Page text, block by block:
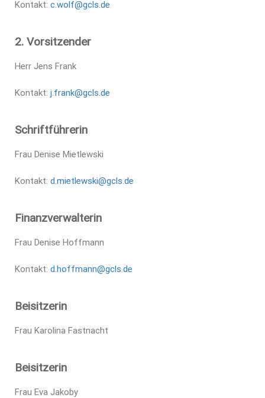
Kontakt: c.wolf@gcls.de
2. Vorsitzender
Herr Jens Frank
Kontakt: j.frank@gcls.de
Schriftführerin
Frau Denise Mietlewski
Kontakt: d.mietlewski@gcls.de
Finanzverwalterin
Frau Denise Hoffmann
Kontakt: d.hoffmann@gcls.de
Beisitzerin
Frau Karolina Fastnacht
Beisitzerin
Frau Eva Jakoby